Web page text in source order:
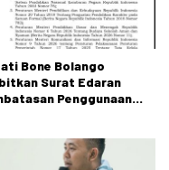
Bone Bolango
Surat Edaran
Penggunaan